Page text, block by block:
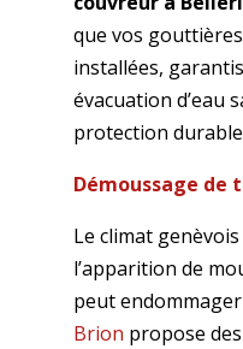
que vos
installées,
évacuation d’eau
protection
Démoussage de
Le climat
l’apparition de
peut
Brion propose